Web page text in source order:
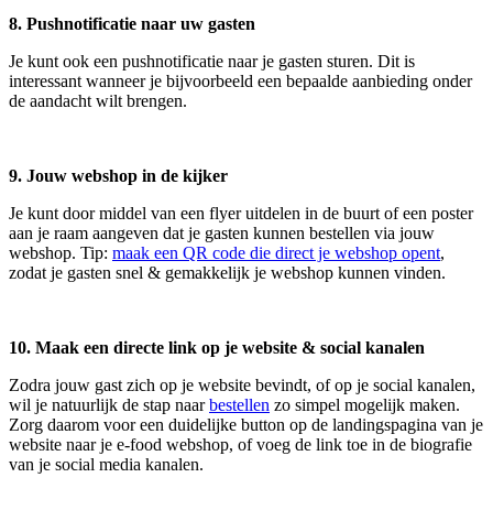
8. Pushnotificatie naar uw gasten
Je kunt ook een pushnotificatie naar je gasten sturen. Dit is
interessant wanneer je bijvoorbeeld een bepaalde aanbieding onder
de aandacht wilt brengen.
9. Jouw webshop in de kijker
Je kunt door middel van een flyer uitdelen in de buurt of een poster
aan je raam aangeven dat je gasten kunnen bestellen via jouw
webshop. Tip: maak een QR code die direct je webshop opent,
zodat je gasten snel & gemakkelijk je webshop kunnen vinden.
10. Maak een directe link op je website & social kanalen
Zodra jouw gast zich op je website bevindt, of op je social kanalen,
wil je natuurlijk de stap naarbestellen zo simpel mogelijk maken.
Zorg daarom voor een duidelijke button op de landingspagina van je
website naar je e-food webshop, of voeg de link toe in de biografie
van je social media kanalen.